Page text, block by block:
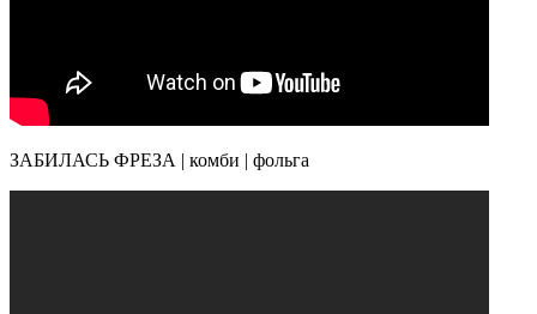
ЗАБИЛАСЬ ФРЕЗА | комби | фольга